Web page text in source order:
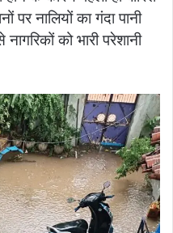
नालियों का गंदा पानी
को भारी परेशानी